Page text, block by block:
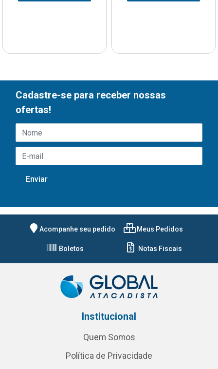
Cadastre-se para receber nossas
ofertas!
Acompanhe seu pedido Meus Pedidos
Boletos Notas Fiscais
Institucional
Quem Somos
Política de Privacidade